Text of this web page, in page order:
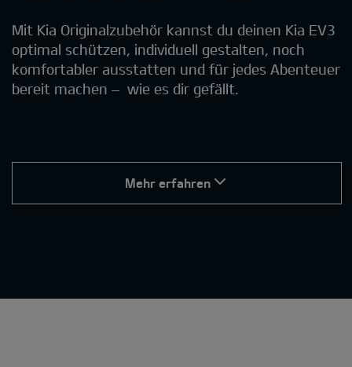
Mit Kia Originalzubehör kannst du deinen Kia EV3
optimal schützen, individuell gestalten, noch
komfortabler ausstatten und für jedes Abenteuer
bereit machen – wie es dir gefällt.
Mehr erfahren